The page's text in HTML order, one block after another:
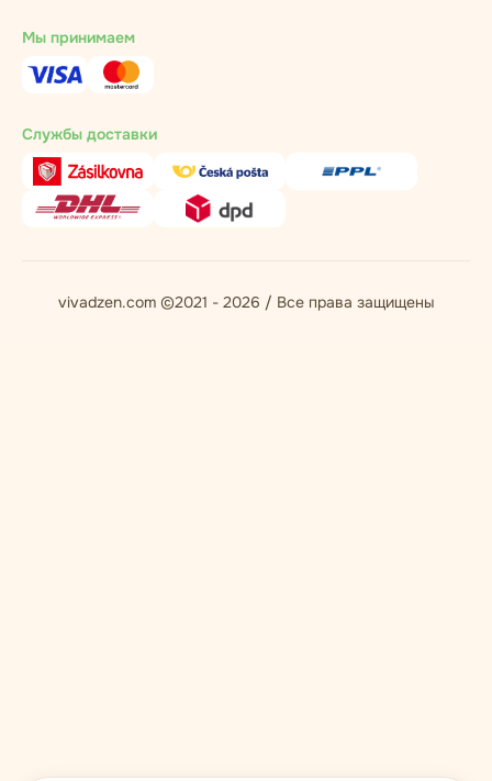
Мы принимаем
Службы доставки
vivadzen.com ©2021 - 2026 / Все права защищены